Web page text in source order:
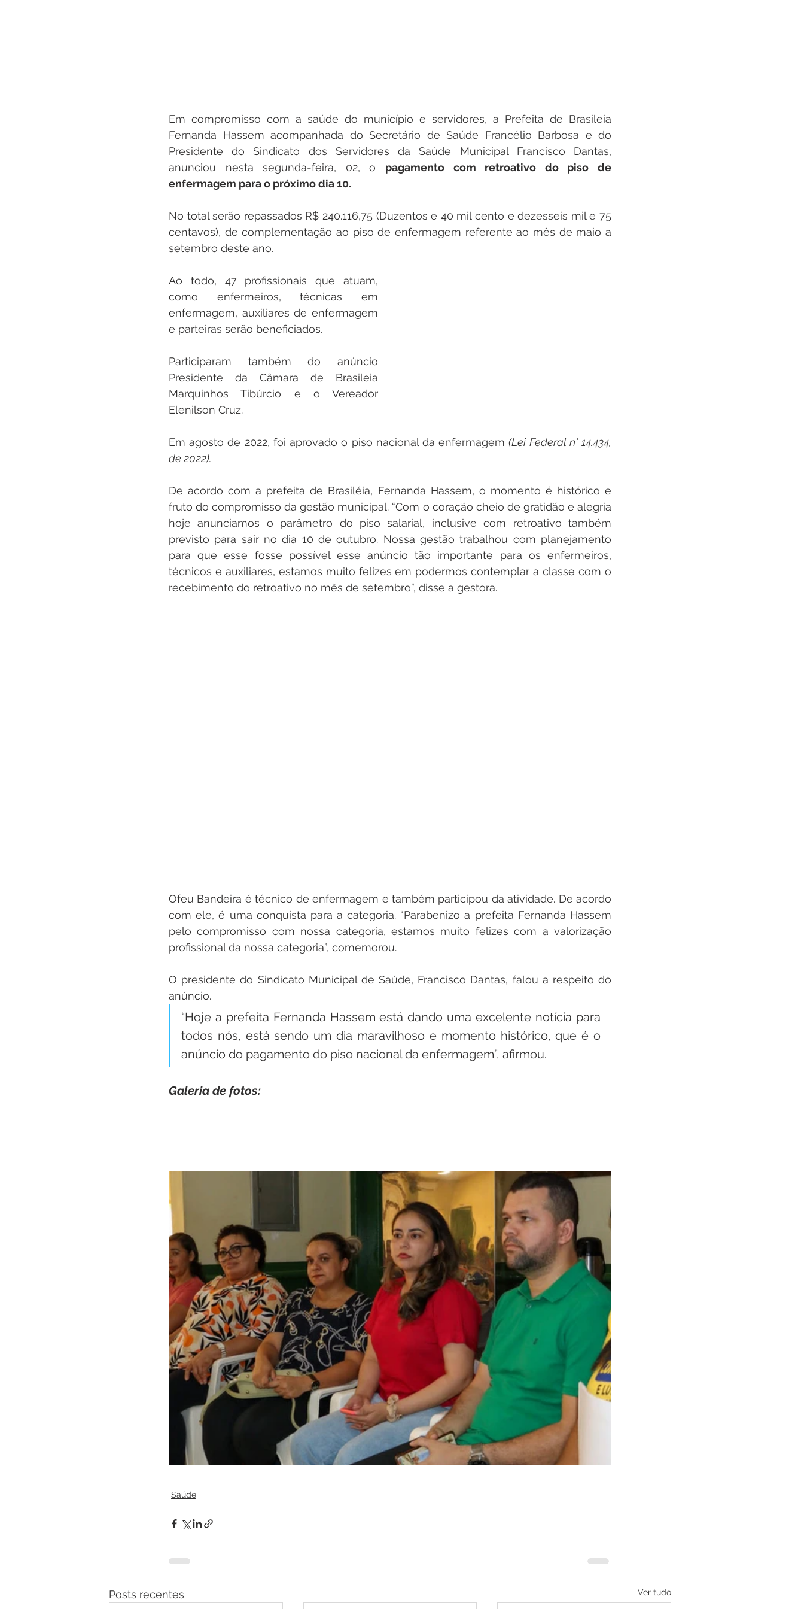
Em compromisso com a saúde do município e servidores, a Prefeita de Brasileia
Fernanda Hassem acompanhada do Secretário de Saúde Francélio Barbosa e do
Presidente do Sindicato dos Servidores da Saúde Municipal Francisco Dantas,
anunciou nesta segunda-feira, 02, o pagamento com retroativo do piso de
enfermagem para o próximo dia 10.
No total serão repassados R$ 240.116,75 (Duzentos e 40 mil cento e dezesseis mil e 75
centavos), de complementação ao piso de enfermagem referente ao mês de maio a
setembro deste ano.
Ao todo, 47 profissionais que atuam,
como enfermeiros, técnicas em
enfermagem, auxiliares de enfermagem
e parteiras serão beneficiados.
Participaram também do anúncio
Presidente da Câmara de Brasileia
Marquinhos Tibúrcio e o Vereador
Elenilson Cruz.
Em agosto de 2022, foi aprovado o piso nacional da enfermagem (Lei Federal n° 14.434,
de 2022).
De acordo com a prefeita de Brasiléia, Fernanda Hassem, o momento é histórico e
fruto do compromisso da gestão municipal. “Com o coração cheio de gratidão e alegria
hoje anunciamos o parâmetro do piso salarial, inclusive com retroativo também
previsto para sair no dia 10 de outubro. Nossa gestão trabalhou com planejamento
para que esse fosse possível esse anúncio tão importante para os enfermeiros,
técnicos e auxiliares, estamos muito felizes em podermos contemplar a classe com o
recebimento do retroativo no mês de setembro”, disse a gestora.
Ofeu Bandeira é técnico de enfermagem e também participou da atividade. De acordo
com ele, é uma conquista para a categoria. “Parabenizo a prefeita Fernanda Hassem
pelo compromisso com nossa categoria, estamos muito felizes com a valorização
profissional da nossa categoria”, comemorou.
O presidente do Sindicato Municipal de Saúde, Francisco Dantas, falou a respeito do
anúncio.
“Hoje a prefeita Fernanda Hassem está dando uma excelente notícia para
todos nós, está sendo um dia maravilhoso e momento histórico, que é o
anúncio do pagamento do piso nacional da enfermagem”, afirmou.
Galeria de fotos:
Saúde
Posts recentes Ver tudo